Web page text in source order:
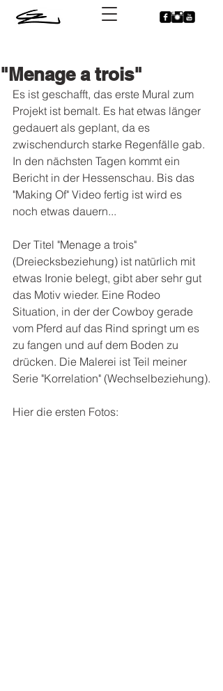
"Menage a trois"
Es ist geschafft, das erste Mural zum
Projekt ist bemalt. Es hat etwas länger
gedauert als geplant, da es
zwischendurch starke Regenfälle gab.
In den nächsten Tagen kommt ein
Bericht in der Hessenschau. Bis das
"Making Of" Video fertig ist wird es
noch etwas dauern...
Der Titel "Menage a trois"
(Dreiecksbeziehung) ist natürlich mit
etwas Ironie belegt, gibt aber sehr gut
das Motiv wieder. Eine Rodeo
Situation, in der der Cowboy gerade
vom Pferd auf das Rind springt um es
zu fangen und auf dem Boden zu
drücken. Die Malerei ist Teil meiner
Serie "Korrelation" (Wechselbeziehung).
Hier die ersten Fotos: